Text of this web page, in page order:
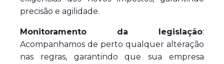
precisão e agilidade.
Monitoramento da legislação:
Acompanhamos de perto qualquer alteração
nas regras, garantindo que sua empresa